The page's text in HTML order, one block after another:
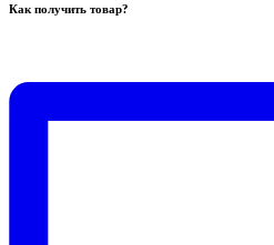
Как получить товар?